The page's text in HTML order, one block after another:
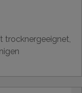
trocknergeeignet,